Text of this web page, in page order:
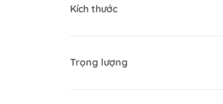
Kích thước
Trọng lượng